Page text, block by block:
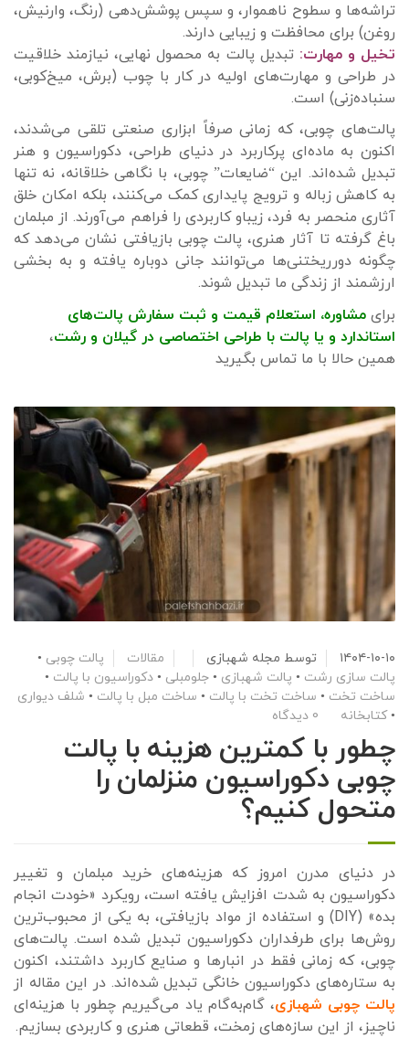
تراشه‌ها و سطوح ناهموار، و سپس پوشش‌دهی (رنگ، وارنیش،
روغن) برای محافظت و زیبایی دارند.
تخیل و مهارت: تبدیل پالت به محصول نهایی، نیازمند خلاقیت
در طراحی و مهارت‌های اولیه در کار با چوب (برش، میخ‌کوبی،
سنباده‌زنی) است.
پالت‌های چوبی، که زمانی صرفاً ابزاری صنعتی تلقی می‌شدند،
اکنون به ماده‌ای پرکاربرد در دنیای طراحی، دکوراسیون و هنر
تبدیل شده‌اند. این “ضایعات” چوبی، با نگاهی خلاقانه، نه تنها
به کاهش زباله و ترویج پایداری کمک می‌کنند، بلکه امکان خلق
آثاری منحصر به فرد، زیباو کاربردی را فراهم می‌آورند. از مبلمان
باغ گرفته تا آثار هنری، پالت چوبی بازیافتی نشان می‌دهد که
چگونه دورریختنی‌ها می‌توانند جانی دوباره یافته و به بخشی
ارزشمند از زندگی ما تبدیل شوند.
برای مشاوره، استعلام قیمت و ثبت سفارش پالت‌های
استاندارد و یا پالت با طراحی اختصاصی در گیلان و رشت،
همین حالا با ما تماس بگیرید
۱۴۰۴-۱۰-۱۰ توسط مجله شهبازی مقالات پالت چوبی •
پالت سازی رشت • پالت شهبازی • جلومبلی • دکوراسیون با پالت •
ساخت تخت • ساخت تخت با پالت • ساخت مبل با پالت • شلف دیواری
•کتابخانه 0 دیدگاه
چطور با کمترین هزینه با پالت
چوبی دکوراسیون منزلمان را
متحول کنیم؟
در دنیای مدرن امروز که هزینه‌های خرید مبلمان و تغییر
دکوراسیون به شدت افزایش یافته است، رویکرد «خودت انجام
بده» (DIY) و استفاده از مواد بازیافتی، به یکی از محبوب‌ترین
روش‌ها برای طرفداران دکوراسیون تبدیل شده است. پالت‌های
چوبی، که زمانی فقط در انبارها و صنایع کاربرد داشتند، اکنون
به ستاره‌های دکوراسیون خانگی تبدیل شده‌اند. در این مقاله از
پالت چوبی شهبازی، گام‌به‌گام یاد می‌گیریم چطور با هزینه‌ای
ناچیز، از این سازه‌های زمخت، قطعاتی هنری و کاربردی بسازیم.